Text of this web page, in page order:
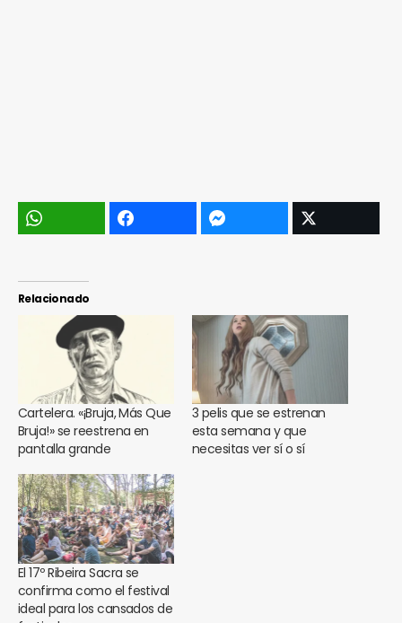
Relacionado
Cartelera. «¡Bruja, Más Que
Bruja!» se reestrena en
pantalla grande
3 pelis que se estrenan
esta semana y que
necesitas ver sí o sí
El 17º Ribeira Sacra se
confirma como el festival
ideal para los cansados de